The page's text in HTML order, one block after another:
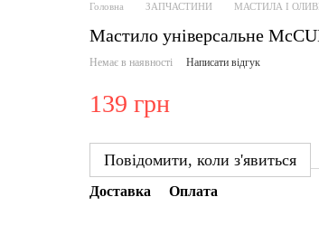
Головна ЗАПЧАСТИНИ МАСТИЛА І
Мастило універсальне
Немає в наявності Написати відгук
139 грн
Повідомити, коли з'явиться
Доставка Оплата